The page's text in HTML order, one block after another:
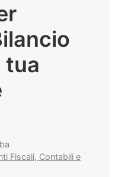
tua
Fiscali, Contabili e